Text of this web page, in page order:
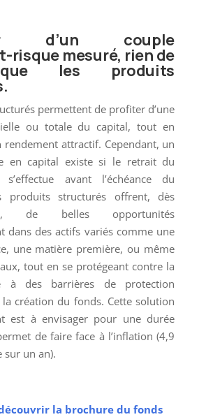
d’un couple
risque mesuré, rien de
les produits
permettent de profiter d’une
ou totale du capital, tout en
rendement attractif. Cependant, un
en capital existe si le retrait du
avant l’échéance du
produits structurés offrent, dès
de belles opportunités
dans des actifs variés comme une
une matière première, ou même
tout en se protégeant contre la
à des barrières de protection
création du fonds. Cette solution
est à envisager pour une durée
de faire face à l’inflation (4,9
sur un an).
la brochure du fonds